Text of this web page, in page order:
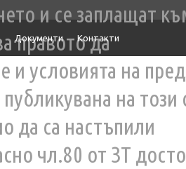
и се заплащат
правото да
и условията на
на
да са настъпили
чл.80 от ЗТ
Документи Контакти